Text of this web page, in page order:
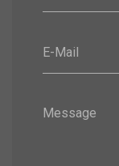
E-Mail
Message